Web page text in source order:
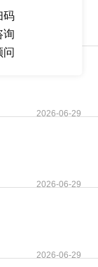
2026-06-29
2026-06-29
2026-06-29
码
询
问